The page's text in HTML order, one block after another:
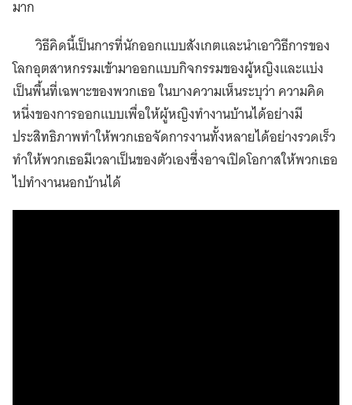
มาก
วิธีคิดนี้เป็นการที่นักออกแบบสังเกตและนำเอาวิธีการของ
โลกอุตสาหกรรมเข้ามาออกแบบกิจกรรมของผู้หญิงและแบ่ง
เป็นพื้นที่เฉพาะของพวกเธอ ในบางความเห็นระบุว่า ความคิด
หนึ่งของการออกแบบเพื่อให้ผู้หญิงทำงานบ้านได้อย่างมี
ประสิทธิภาพทำให้พวกเธอจัดการงานทั้งหลายได้อย่างรวดเร็ว
ทำให้พวกเธอมีเวลาเป็นของตัวเองซึ่งอาจเปิดโอกาสให้พวกเธอ
ไปทำงานนอกบ้านได้